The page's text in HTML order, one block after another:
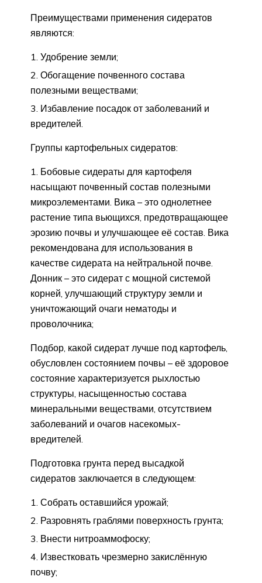
Преимуществами применения сидератов
являются:
Удобрение земли;
Обогащение почвенного состава
полезными веществами;
Избавление посадок от заболеваний и
вредителей.
Группы картофельных сидератов:
Бобовые сидераты для картофеля
насыщают почвенный состав полезными
микроэлементами. Вика – это однолетнее
растение типа вьющихся, предотвращающее
эрозию почвы и улучшающее её состав. Вика
рекомендована для использования в
качестве сидерата на нейтральной почве.
Донник – это сидерат с мощной системой
корней, улучшающий структуру земли и
уничтожающий очаги нематоды и
проволочника;
Подбор, какой сидерат лучше под картофель,
обусловлен состоянием почвы – её здоровое
состояние характеризуется рыхлостью
структуры, насыщенностью состава
минеральными веществами, отсутствием
заболеваний и очагов насекомых-
вредителей.
Подготовка грунта перед высадкой
сидератов заключается в следующем:
Собрать оставшийся урожай;
Разровнять граблями поверхность грунта;
Внести нитроаммофоску;
Известковать чрезмерно закислённую
почву;